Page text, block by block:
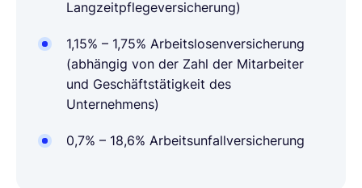
Langzeitpflegeversicherung)
1,15% – 1,75% Arbeitslosenversicherung
(abhängig von der Zahl der Mitarbeiter
und Geschäftstätigkeit des
Unternehmens)
0,7% – 18,6% Arbeitsunfallversicherung